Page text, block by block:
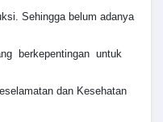
Sehingga belum adanya
berkepentingan untuk
dan Kesehatan